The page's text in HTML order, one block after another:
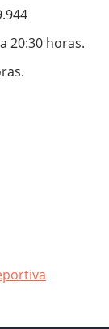
20:30 horas.